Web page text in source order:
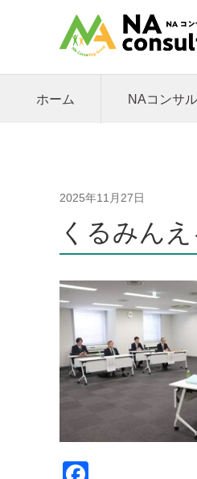
ホーム NAコンサ
2025年11月27日
くるみん